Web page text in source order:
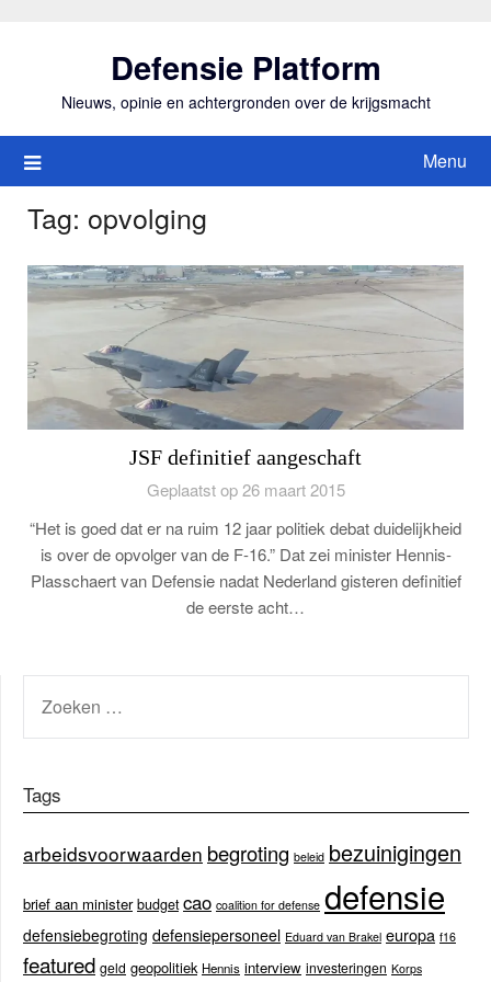
Defensie Platform
Nieuws, opinie en achtergronden over de krijgsmacht
Menu
Tag: opvolging
JSF definitief aangeschaft
Geplaatst op 26 maart 2015
“Het is goed dat er na ruim 12 jaar politiek debat duidelijkheid
is over de opvolger van de F-16.” Dat zei minister Hennis-
Plasschaert van Defensie nadat Nederland gisteren definitief
de eerste acht…
NAAR:
Tags
arbeidsvoorwaarden begroting beleid bezuinigingen
brief aan minister budget cao coalition for defense defensie
defensiebegroting defensiepersoneel Eduard van Brakel europa f16
featured geld geopolitiek Hennis interview investeringen Korps